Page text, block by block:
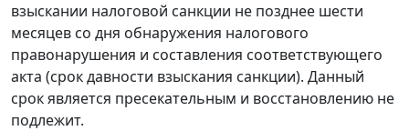
взыскании налоговой санкции не позднее шести
месяцев со дня обнаружения налогового
правонарушения и составления соответствующего
акта (срок давности взыскания санкции). Данный
срок является пресекательным и восстановлению не
подлежит.